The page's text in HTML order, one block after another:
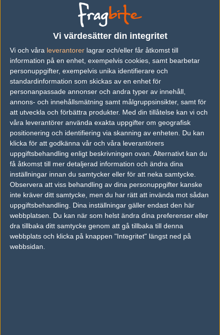
Vi värdesätter din integritet
Vi och våra leverantorer lagrar och/eller får åtkomst till
information på en enhet, exempelvis cookies, samt bearbetar
personuppgifter, exempelvis unika identifierare och
standardinformation som skickas av en enhet för
personanpassade annonser och andra typer av innehåll,
annons- och innehållsmätning samt målgruppsinsikter, samt för
att utveckla och förbättra produkter. Med din tillåtelse kan vi och
våra leverantörer använda exakta uppgifter om geografisk
positionering och identifiering via skanning av enheten. Du kan
klicka för att godkänna vår och våra leverantörers
uppgiftsbehandling enligt beskrivningen ovan. Alternativt kan du
få åtkomst till mer detaljerad information och ändra dina
inställningar innan du samtycker eller för att neka samtycke.
Observera att viss behandling av dina personuppgifter kanske
inte kräver ditt samtycke, men du har rätt att invända mot sådan
uppgiftsbehandling. Dina inställningar gäller endast den här
webbplatsen. Du kan när som helst ändra dina preferenser eller
dra tillbaka ditt samtycke genom att gå tillbaka till denna
webbplats och klicka på knappen "Integritet" längst ned på
webbsidan.
MkaeL
Michael De Luca
INCREDIBLE
Mathieu Bergeron
effys
Loic Sauvageau
gMd
Anthony Guimond
huynh
Danny Huynh
c4lypso
Abdo Agha